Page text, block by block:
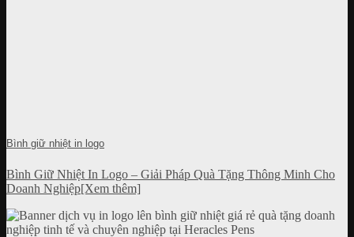
Bình giữ nhiệt in logo
Bình Giữ Nhiệt In Logo – Giải Pháp Quà Tặng Thông Minh Cho
Doanh Nghiệp[Xem thêm]